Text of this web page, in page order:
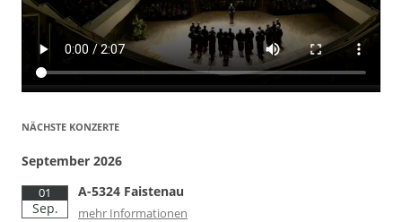
NÄCHSTE KONZERTE
September 2026
01
Sep.
A-5324 Faistenau
mehr Informationen